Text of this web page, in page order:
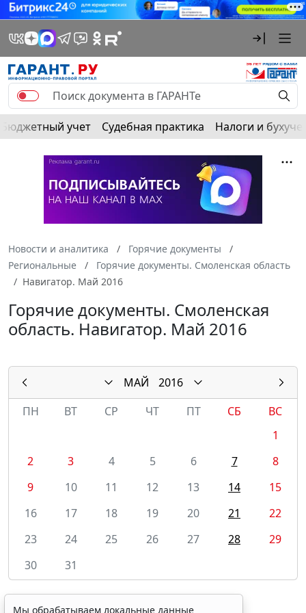
Бюджетный учет Судебная практика Налоги и
Новости и аналитика
Горячие документы
Региональные
Горячие документы. Смоленская область
Навигатор. Май 2016
Горячие документы. Смоленская
область. Навигатор. Май 2016
МАЙ
2016
ПН
ВТ СР ЧТ ПТ СБ
ВС
1
2
3 4 5 6 7
8
9
10 11 12 13 14
15
16
17 18 19 20 21
22
23
24 25 26 27 28
29
30
31
Мы обрабатываем локальные данные